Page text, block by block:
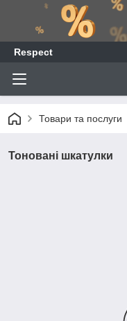
Respect
Товари та послуги
Тоновані шкатулки